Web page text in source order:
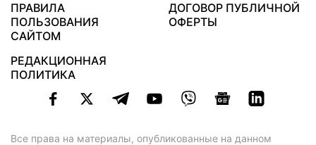
ПРАВИЛА
ПОЛЬЗОВАНИЯ
САЙТОМ
ДОГОВОР ПУБЛИЧНОЙ
ОФЕРТЫ
РЕДАКЦИОННАЯ
ПОЛИТИКА
Все права на материалы, опубликованные на данном